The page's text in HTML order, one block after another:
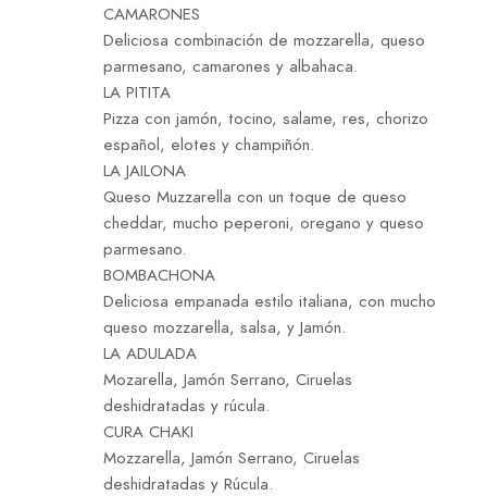
CAMARONES
Deliciosa combinación de mozzarella, queso
parmesano, camarones y albahaca.
LA PITITA
Pizza con jamón, tocino, salame, res, chorizo
español, elotes y champiñón.
LA JAILONA
Queso Muzzarella con un toque de queso
cheddar, mucho peperoni, oregano y queso
parmesano.
BOMBACHONA
Deliciosa empanada estilo italiana, con mucho
queso mozzarella, salsa, y Jamón.
LA ADULADA
Mozarella, Jamón Serrano, Ciruelas
deshidratadas y rúcula.
CURA CHAKI
Mozzarella, Jamón Serrano, Ciruelas
deshidratadas y Rúcula.